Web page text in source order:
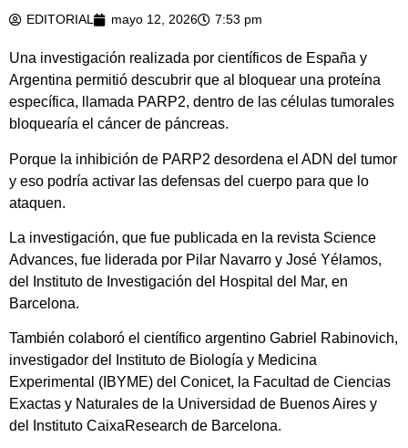
EDITORIAL mayo 12, 2026 7:53 pm
Una investigación realizada por científicos de España y
Argentina permitió descubrir que al bloquear una proteína
específica, llamada PARP2, dentro de las células tumorales
bloquearía el cáncer de páncreas.
Porque la inhibición de PARP2 desordena el ADN del tumor
y eso podría activar las defensas del cuerpo para que lo
ataquen.
La investigación, que fue publicada en la revista Science
Advances, fue liderada por Pilar Navarro y José Yélamos,
del Instituto de Investigación del Hospital del Mar, en
Barcelona.
También colaboró el científico argentino Gabriel Rabinovich,
investigador del Instituto de Biología y Medicina
Experimental (IBYME) del Conicet, la Facultad de Ciencias
Exactas y Naturales de la Universidad de Buenos Aires y
del Instituto CaixaResearch de Barcelona.